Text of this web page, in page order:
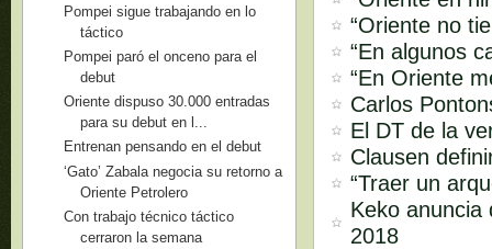
“Oriente no
“En algunos
“En Oriente
Carlos
El DT de la
Clausen
“Traer un
Keko anuncia
2018
Pompei sigue trabajando en lo
táctico
Pompei paró el onceno para el
debut
Oriente dispuso 30.000 entradas
para su debut en l...
Entrenan pensando en el debut
‘Gato’ Zabala negocia su retorno a
Oriente Petrolero
Con trabajo técnico táctico
cerraron la semana